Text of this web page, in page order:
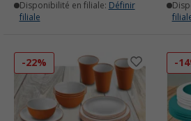
Disponibilité en filiale: Définir
filiale
-22% -